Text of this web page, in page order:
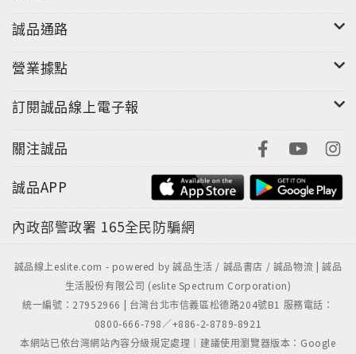
誠品通路
營業據點
訂閱誠品線上電子報
關注誠品
誠品APP
內政部警政署 165全民防騙網
誠品線上eslite.com - powered by 誠品生活 / 誠品書店 / 誠品物流 | 誠品
生活股份有限公司 (eslite Spectrum Corporation)
統一編號：27952966 | 台灣台北市信義區松德路204號B1 服務電話：
0800-666-798／+886-2-8789-8921
本網站已依台灣網站內容分級規定處理｜建議使用瀏覽器版本：Google